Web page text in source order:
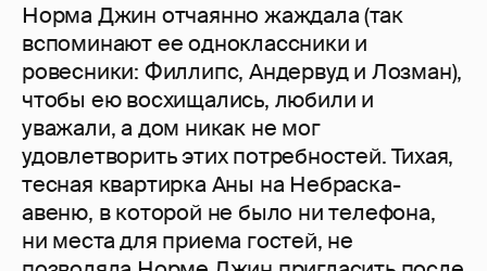
Норма Джин отчаянно жаждала (так
вспоминают ее одноклассники и
ровесники: Филлипс, Андервуд и Лозман),
чтобы ею восхищались, любили и
уважали, а дом никак не мог
удовлетворить этих потребностей. Тихая,
тесная квартирка Аны на Небраска-
авеню, в которой не было ни телефона,
ни места для приема гостей, не